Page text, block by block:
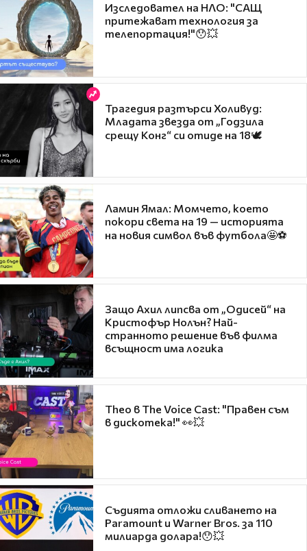
Изследовател на НЛО: "САЩ
притежават технология за
телепортация!"😯💥
Трагедия разтърси Холивуд:
Младата звезда от „Годзила
срещу Конг“ си отиде на 18🕊️
Ламин Ямал: Момчето, което
покори света на 19 — историята
на новия символ във футбола🤩⚽
Защо Ахил липсва от „Одисей“ на
Кристофър Нолън? Най-
странното решение във филма
всъщност има логика
Theo в The Voice Cast: "Правен съм
в дискотека!" 👀💥
Съдията отложи сливането на
Paramount и Warner Bros. за 110
милиарда долара!😯💥